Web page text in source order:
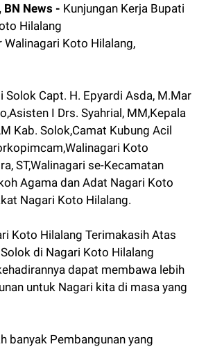
BN News - Kunjungan Kerja Bupati
Hilalang
Koto Hilalang,
Solok Capt. H. Epyardi Asda, M.Mar
I Drs. Syahrial, MM,Kepala
Kab. Solok,Camat Kubung Acil
Koto
ST,Walinagari se-Kecamatan
Agama dan Adat Nagari Koto
Nagari Koto Hilalang.
Koto Hilalang Terimakasih Atas
di Nagari Koto Hilalang
dapat membawa lebih
untuk Nagari kita di masa yang
banyak Pembangunan yang